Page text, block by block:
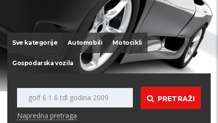
Sve kategorije Automobili Motocikli
Gospodarska vozila
PRETRAŽI
Napredna pretraga